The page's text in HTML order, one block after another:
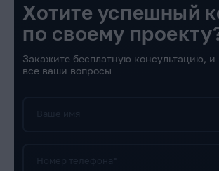
Хотите успешный
по своему
Закажите бесплатную консультацию,
все ваши вопросы